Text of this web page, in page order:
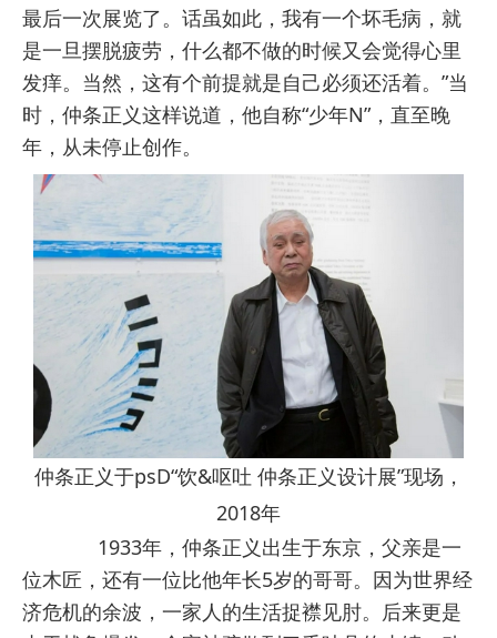
最后一次展览了。话虽如此，我有一个坏毛病，就
是一旦摆脱疲劳，什么都不做的时候又会觉得心里
发痒。当然，这有个前提就是自己必须还活着。”当
时，仲条正义这样说道，他自称“少年N”，直至晚
年，从未停止创作。
仲条正义于psD“饮&呕吐 仲条正义设计展”现场，
2018年
1933年，仲条正义出生于东京，父亲是一
位木匠，还有一位比他年长5岁的哥哥。因为世界经
济危机的余波，一家人的生活捉襟见肘。后来更是